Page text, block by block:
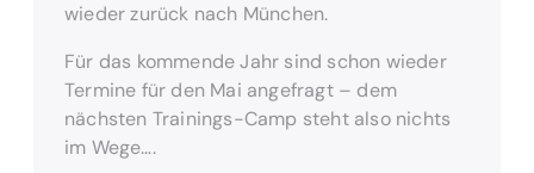
wieder zurück nach München.
Für das kommende Jahr sind schon wieder
Termine für den Mai angefragt – dem
nächsten Trainings-Camp steht also nichts
im Wege….